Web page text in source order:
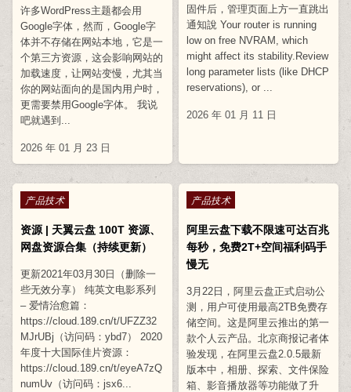
许多WordPress主题都会用
Google字体，然而，Google字
体并不存储在网站本地，它是一
个第三方资源，这会影响网站的
加载速度，让网站变慢，尤其当
你的网站面向的是国内用户时，
更需要禁用Google字体。 我说
吧就遇到...
2026 年 01 月 23 日
固件后，管理页面上方一直跳出
通知說 Your router is running
low on free NVRAM, which
might affect its stability.Review
long parameter lists (like DHCP
reservations), or ...
2026 年 01 月 11 日
Posted in
产品技术
资源 | 天翼云盘 100T 资源、
网盘资源合集（持续更新）
更新2021年03月30日（删除一
些无效分享） 纯英文电影系列
– 爱情治愈篇：
https://cloud.189.cn/t/UFZZ32
MJrUBj（访问码：ybd7） 2020
年度十大国际佳片资源：
https://cloud.189.cn/t/eyeA7zQ
numUv（访问码：jsx6...
Posted in
产品技术
阿里云盘下载不限速可达百兆
每秒，免费2T+空间福利码手
慢无
3月22日，阿里云盘正式启动公
测，用户可使用最高2TB免费存
储空间。这是阿里云推出的第一
款个人云产品。北京商报记者体
验发现，在阿里云盘2.0.5最新
版本中，相册、探索、文件保险
箱、影音播放器等功能做了升